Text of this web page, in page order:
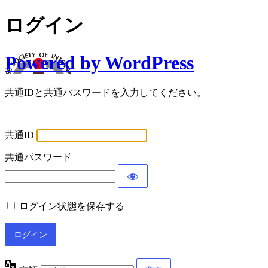
ログイン
Powered by WordPress
共通IDと共通パスワードを入力してください。
共通ID
共通パスワード
ログイン状態を保存する